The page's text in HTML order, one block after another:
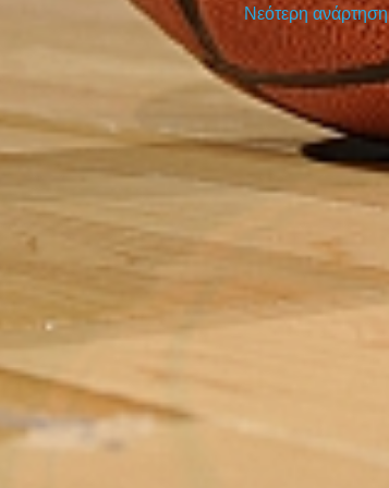
Νεότερη ανάρτηση